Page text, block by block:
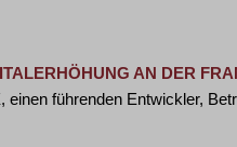
AN DER
einen führenden Entwickler,